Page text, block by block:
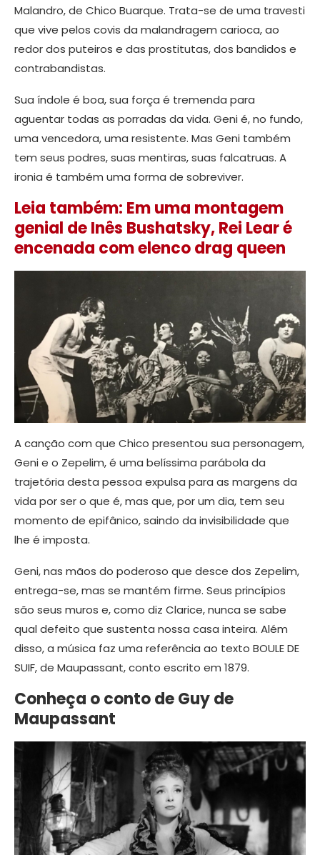
Malandro, de Chico Buarque. Trata-se de uma travesti
que vive pelos covis da malandragem carioca, ao
redor dos puteiros e das prostitutas, dos bandidos e
contrabandistas.
Sua índole é boa, sua força é tremenda para
aguentar todas as porradas da vida. Geni é, no fundo,
uma vencedora, uma resistente. Mas Geni também
tem seus podres, suas mentiras, suas falcatruas. A
ironia é também uma forma de sobreviver.
Leia também: Em uma montagem
genial de Inês Bushatsky, Rei Lear é
encenada com elenco drag queen
A canção com que Chico presentou sua personagem,
Geni e o Zepelim, é uma belíssima parábola da
trajetória desta pessoa expulsa para as margens da
vida por ser o que é, mas que, por um dia, tem seu
momento de epifânico, saindo da invisibilidade que
lhe é imposta.
Geni, nas mãos do poderoso que desce dos Zepelim,
entrega-se, mas se mantém firme. Seus princípios
são seus muros e, como diz Clarice, nunca se sabe
qual defeito que sustenta nossa casa inteira. Além
disso, a música faz uma referência ao texto BOULE DE
SUIF, de Maupassant, conto escrito em 1879.
Conheça o conto de Guy de
Maupassant